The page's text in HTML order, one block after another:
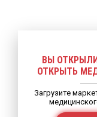
ВЫ
ОТКРЫТЬ
Загрузите